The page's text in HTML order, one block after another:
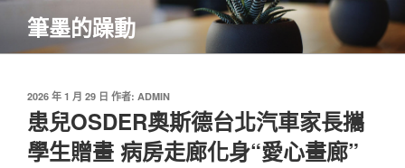
主
筆墨的躁動
發
佈
於
2026 年 1 月 29 日 作者: ADMIN
患兒OSDER奧斯德台北汽車家長攜
學生贈畫 病房走廊化身“愛心畫廊”